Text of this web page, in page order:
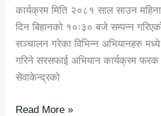
कार्यक्रम मिति २०८१ साल साउन
दिन बिहानको १०ः३० बजे सम्पन्न
सञ्चालन गरेका विभिन्न अभियानहरु
गरिने सरसफाई अभियान कार्यक्रम
सेवाकेन्द्रको
Read More »